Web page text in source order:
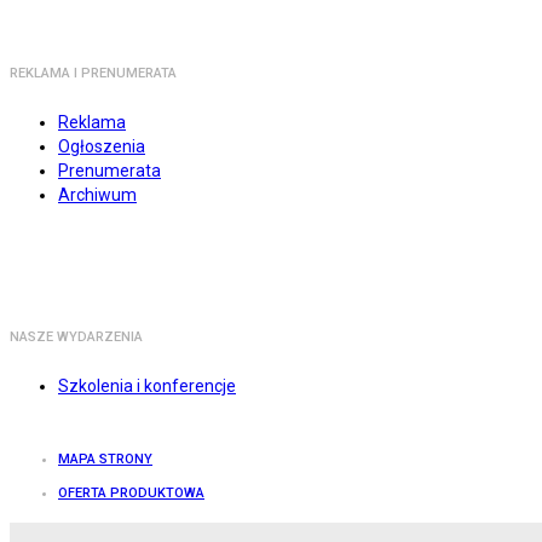
REKLAMA I PRENUMERATA
Reklama
Ogłoszenia
Prenumerata
Archiwum
NASZE WYDARZENIA
Szkolenia i konferencje
MAPA STRONY
OFERTA PRODUKTOWA